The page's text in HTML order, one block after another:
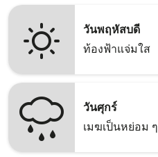
วันพฤหัสบดี
ท้องฟ้าแจ่มใส
วันศุกร์
เมฆเป็นหย่อม ๆ